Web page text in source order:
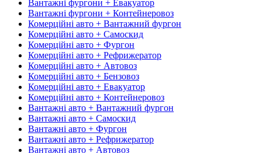
Вантажні фургони + Евакуатор
Вантажні фургони + Контейнеровоз
Комерційні авто + Вантажний фургон
Комерційні авто + Самоскид
Комерційні авто + Фургон
Комерційні авто + Рефрижератор
Комерційні авто + Автовоз
Комерційні авто + Бензовоз
Комерційні авто + Евакуатор
Комерційні авто + Контейнеровоз
Вантажні авто + Вантажний фургон
Вантажні авто + Самоскид
Вантажні авто + Фургон
Вантажні авто + Рефрижератор
Вантажні авто + Автовоз